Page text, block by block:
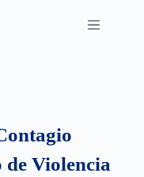
de Violencia